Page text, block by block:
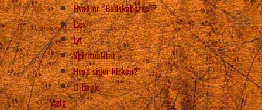
Hvad er “Budskaberne”?
Læs
Lyt
Spiritualitet
Hvad siger kirken?
Back
Vælg